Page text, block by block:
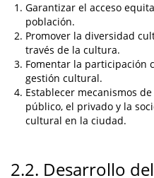
Garantizar el acceso
población.
Promover la diversidad
través de la cultura.
Fomentar la participación
gestión cultural.
Establecer mecanismos
público, el privado y la
cultural en la ciudad.
2.2. Desarrollo